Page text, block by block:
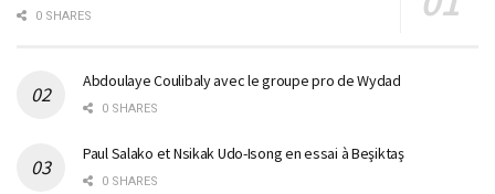
0 SHARES
Abdoulaye Coulibaly avec le groupe pro de Wydad
0 SHARES
Paul Salako et Nsikak Udo-Isong en essai à Beşiktaş
0 SHARES